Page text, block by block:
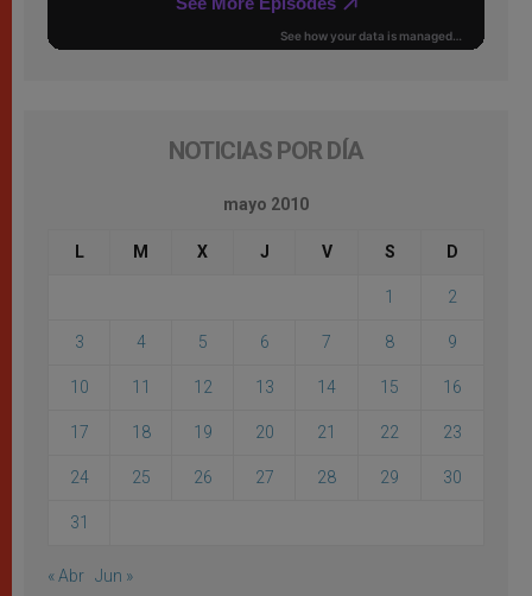
NOTICIAS POR DÍA
mayo 2010
L M X J V S D
1 2
3 4 5 6 7 8 9
10 11 12 13 14 15 16
17 18 19 20 21 22 23
24 25 26 27 28 29 30
31
« Abr Jun »